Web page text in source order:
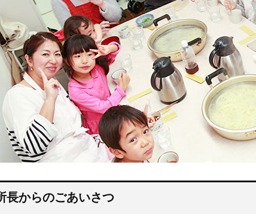
長からのごあいさつ